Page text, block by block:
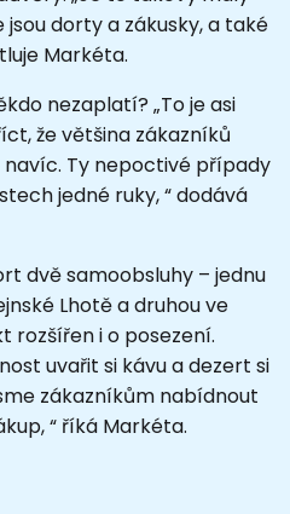
dorty a zákusky, a také
Markéta.
nezaplatí? „To je asi
že většina zákazníků
Ty nepoctivé případy
jedné ruky, “ dodává
dvě samoobsluhy – jednu
Lhotě a druhou ve
rozšířen i o posezení.
uvařit si kávu a dezert si
zákazníkům nabídnout
“ říká Markéta.